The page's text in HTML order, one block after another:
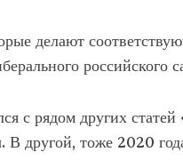
делают
российского
с рядом других
В другой, тоже 2020